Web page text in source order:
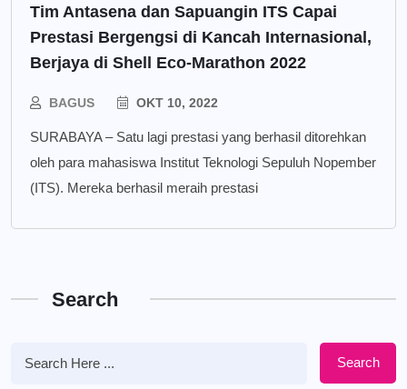
Tim Antasena dan Sapuangin ITS Capai
Prestasi Bergengsi di Kancah Internasional,
Berjaya di Shell Eco-Marathon 2022
BAGUS OKT 10, 2022
SURABAYA – Satu lagi prestasi yang berhasil ditorehkan
oleh para mahasiswa Institut Teknologi Sepuluh Nopember
(ITS). Mereka berhasil meraih prestasi
Search
Search